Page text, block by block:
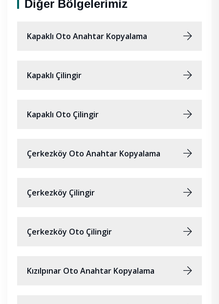
Diğer Bölgelerimiz
Kapaklı Oto Anahtar Kopyalama
Kapaklı Çilingir
Kapaklı Oto Çilingir
Çerkezköy Oto Anahtar Kopyalama
Çerkezköy Çilingir
Çerkezköy Oto Çilingir
Kızılpınar Oto Anahtar Kopyalama